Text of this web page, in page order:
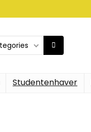
Studentenhaver